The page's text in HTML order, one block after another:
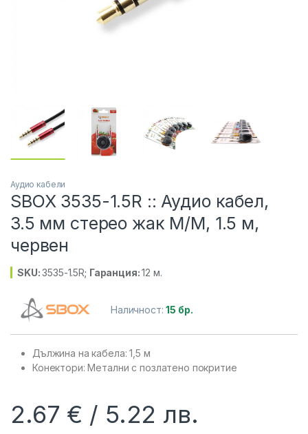
Аудио кабели
SBOX 3535-1.5R :: Аудио кабел,
3.5 мм стерео жак M/M, 1.5 м,
червен
SKU:3535-1.5R; Гаранция:12 м.
Наличност:15 бр.
Дължина на кабела: 1,5 м
Конектори: Метални с позлатено покритие
2.67 € 5.22 лв.